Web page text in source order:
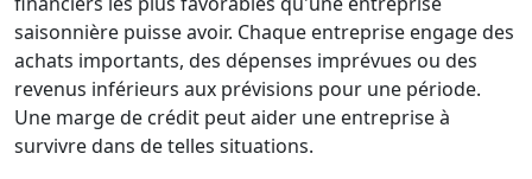
saisonnière puisse avoir. Chaque entreprise engage des
achats importants, des dépenses imprévues ou des
revenus inférieurs aux prévisions pour une période.
Une marge de crédit peut aider une entreprise à
survivre dans de telles situations.